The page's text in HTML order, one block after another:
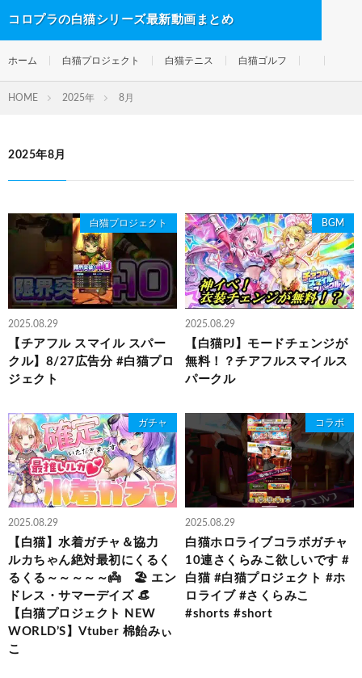
コロプラの白猫シリーズ最新動画まとめ
ホーム 白猫プロジェクト 白猫テニス 白猫ゴルフ
HOME 2025年 8月
2025年8月
白猫プロジェクト
2025.08.29
【チアフル スマイル スパー
クル】8/27広告分 #白猫プロ
ジェクト
BGM
2025.08.29
【白猫PJ】モードチェンジが
無料！？チアフルスマイルス
パークル
ガチャ
2025.08.29
【白猫】水着ガチャ＆協力
ルカちゃん絶対最初にくるく
るくる～～～～～👼 🏖 エン
ドレス・サマーデイズ 👒
【白猫プロジェクト NEW
WORLD’S】Vtuber 棉飴みぃ
こ
コラボ
2025.08.29
白猫ホロライブコラボガチャ
10連さくらみこ欲しいです #
白猫 #白猫プロジェクト #ホ
ロライブ #さくらみこ
#shorts #short